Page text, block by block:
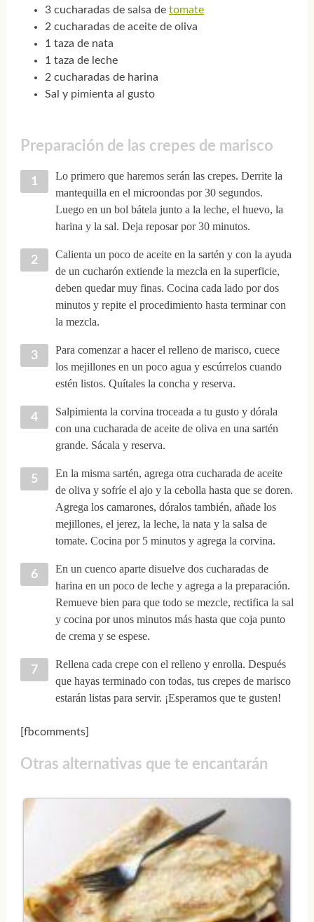
3 cucharadas de salsa de tomate
2 cucharadas de aceite de oliva
1 taza de nata
1 taza de leche
2 cucharadas de harina
Sal y pimienta al gusto
Preparación de las crepes de marisco
Lo primero que haremos serán las crepes. Derrite la
mantequilla en el microondas por 30 segundos.
Luego en un bol bátela junto a la leche, el huevo, la
harina y la sal. Deja reposar por 30 minutos.
Calienta un poco de aceite en la sartén y con la ayuda
de un cucharón extiende la mezcla en la superficie,
deben quedar muy finas. Cocina cada lado por dos
minutos y repite el procedimiento hasta terminar con
la mezcla.
Para comenzar a hacer el relleno de marisco, cuece
los mejillones en un poco agua y escúrrelos cuando
estén listos. Quítales la concha y reserva.
Salpimienta la corvina troceada a tu gusto y dórala
con una cucharada de aceite de oliva en una sartén
grande. Sácala y reserva.
En la misma sartén, agrega otra cucharada de aceite
de oliva y sofríe el ajo y la cebolla hasta que se doren.
Agrega los camarones, dóralos también, añade los
mejillones, el jerez, la leche, la nata y la salsa de
tomate. Cocina por 5 minutos y agrega la corvina.
En un cuenco aparte disuelve dos cucharadas de
harina en un poco de leche y agrega a la preparación.
Remueve bien para que todo se mezcle, rectifica la sal
y cocina por unos minutos más hasta que coja punto
de crema y se espese.
Rellena cada crepe con el relleno y enrolla. Después
que hayas terminado con todas, tus crepes de marisco
estarán listas para servir. ¡Esperamos que te gusten!
[fbcomments]
Otras alternativas que te encantarán